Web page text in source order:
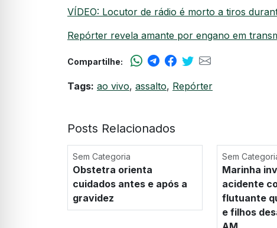
VÍDEO: Locutor de rádio é morto a tiros
Repórter revela amante por engano em
Compartilhe:
Tags: ao vivo, assalto, Repórter
Posts Relacionados
Sem Categoria
Obstetra orienta
cuidados antes e após a
gravidez
Sem
Marinha
acidente
flutuante
e filhos